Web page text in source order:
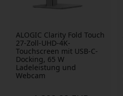
ALOGIC Clarity Fold Touch
27-Zoll-UHD-4K-
Touchscreen mit USB-C-
Docking, 65 W
Ladeleistung und
Webcam